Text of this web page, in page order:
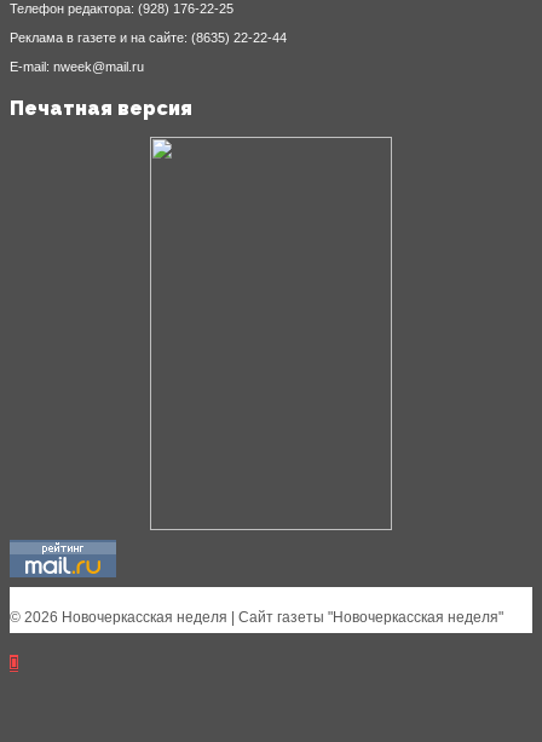
Телефон редактора: (928) 176-22-25
Реклама в газете и на сайте: (8635) 22-22-44
E-mail: nweek@mail.ru
Печатная версия
© 2026 Новочеркасская неделя | Сайт газеты "Новочеркасская неделя"